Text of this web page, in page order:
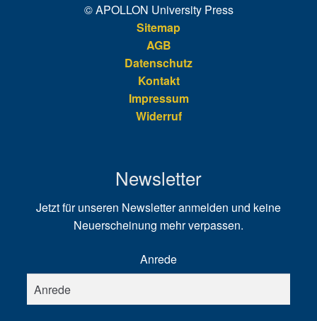
© APOLLON University Press
Sitemap
AGB
Datenschutz
Kontakt
Impressum
Widerruf
Newsletter
Jetzt für unseren Newsletter anmelden und keine
Neuerscheinung mehr verpassen.
Anrede